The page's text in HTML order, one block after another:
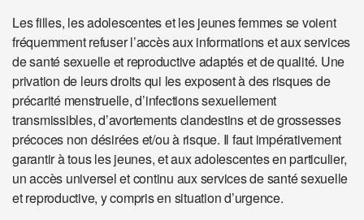
Les filles, les adolescentes et les jeunes femmes se voient
fréquemment refuser l’accès aux informations et aux services
de santé sexuelle et reproductive adaptés et de qualité. Une
privation de leurs droits qui les exposent à des risques de
précarité menstruelle, d’infections sexuellement
transmissibles, d’avortements clandestins et de grossesses
précoces non désirées et/ou à risque. Il faut impérativement
garantir à tous les jeunes, et aux adolescentes en particulier,
un accès universel et continu aux services de santé sexuelle
et reproductive, y compris en situation d’urgence.